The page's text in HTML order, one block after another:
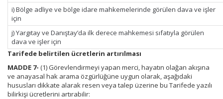
i) Bölge adliye ve bölge idare mahkemelerinde görülen dava ve işler
için
j) Yargıtay ve Danıştay’da ilk derece mahkemesi sıfatıyla görülen
dava ve işler için
Tarifede belirtilen ücretlerin artırılması
MADDE 7- (1) Görevlendirmeyi yapan merci, hayatın olağan akışına
ve anayasal hak arama özgürlüğüne uygun olarak, aşağıdaki
hususları dikkate alarak resen veya talep üzerine bu Tarifede yazılı
bilirkişi ücretlerini artırabilir: